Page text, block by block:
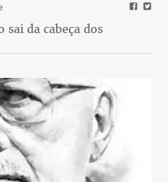
sai da cabeça dos